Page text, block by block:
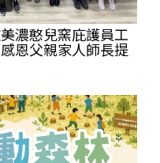
濃憨兒窯庇護員工
恩父親家人師長提